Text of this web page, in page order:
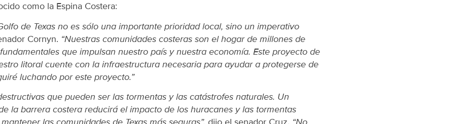
como la Espina Costera:
de Texas no es sólo una importante prioridad local, sino un imperativo
Cornyn. “Nuestras comunidades costeras son el hogar de millones de
que impulsan nuestro país y nuestra economía. Este proyecto de
litoral cuente con la infraestructura necesaria para ayudar a protegerse de
luchando por este proyecto.”
que pueden ser las tormentas y las catástrofes naturales. Un
la barrera costera reducirá el impacto de los huracanes y las tormentas